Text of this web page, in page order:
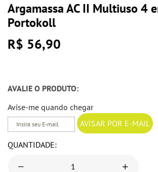
Argamassa AC II Multiuso 4
Portokoll
R$ 56,90
AVALIE O PRODUTO:
Avise-me quando chegar
QUANTIDADE: